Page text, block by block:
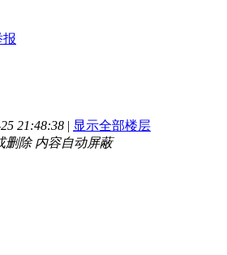
报
21:48:38 | 显示全部楼层
删除 内容自动屏蔽